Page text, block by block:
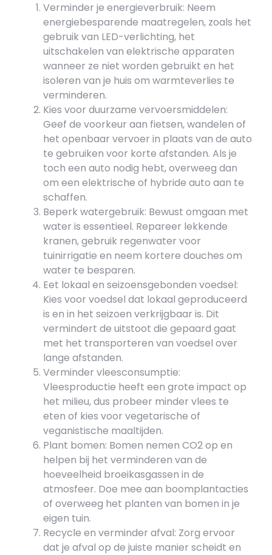
Verminder je energieverbruik: Neem
energiebesparende maatregelen, zoals het
gebruik van LED-verlichting, het
uitschakelen van elektrische apparaten
wanneer ze niet worden gebruikt en het
isoleren van je huis om warmteverlies te
verminderen.
Kies voor duurzame vervoersmiddelen:
Geef de voorkeur aan fietsen, wandelen of
het openbaar vervoer in plaats van de auto
te gebruiken voor korte afstanden. Als je
toch een auto nodig hebt, overweeg dan
om een elektrische of hybride auto aan te
schaffen.
Beperk watergebruik: Bewust omgaan met
water is essentieel. Repareer lekkende
kranen, gebruik regenwater voor
tuinirrigatie en neem kortere douches om
water te besparen.
Eet lokaal en seizoensgebonden voedsel:
Kies voor voedsel dat lokaal geproduceerd
is en in het seizoen verkrijgbaar is. Dit
vermindert de uitstoot die gepaard gaat
met het transporteren van voedsel over
lange afstanden.
Verminder vleesconsumptie:
Vleesproductie heeft een grote impact op
het milieu, dus probeer minder vlees te
eten of kies voor vegetarische of
veganistische maaltijden.
Plant bomen: Bomen nemen CO2 op en
helpen bij het verminderen van de
hoeveelheid broeikasgassen in de
atmosfeer. Doe mee aan boomplantacties
of overweeg het planten van bomen in je
eigen tuin.
Recycle en verminder afval: Zorg ervoor
dat je afval op de juiste manier scheidt en